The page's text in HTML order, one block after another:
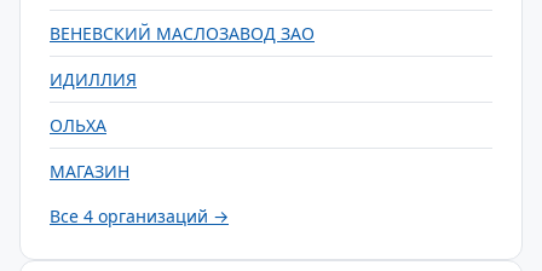
ВЕНЕВСКИЙ МАСЛОЗАВОД ЗАО
ИДИЛЛИЯ
ОЛЬХА
МАГАЗИН
Все 4 организаций →